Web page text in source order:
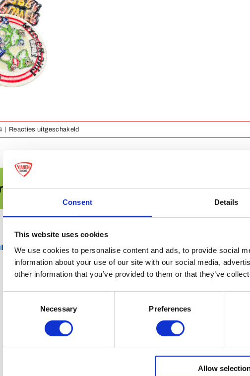
Consent Details
This website uses cookies
We use cookies to personalise content and ads, to provide social
information about your use of our site with our social media,
other information that you’ve provided to them or that they’ve
Necessary Preferences
Allow
Reacties uitgeschakeldvoor
achterzijde
Choose Your Platform!